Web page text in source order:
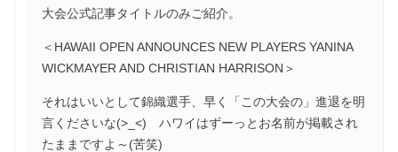
大会公式記事タイトルのみご紹介。
＜HAWAII OPEN ANNOUNCES NEW PLAYERS YANINA
WICKMAYER AND CHRISTIAN HARRISON＞
それはいいとして錦織選手、早く「この大会の」進退を明
言くださいな(>_<) ハワイはずーっとお名前が掲載され
たままですよ～(苦笑)